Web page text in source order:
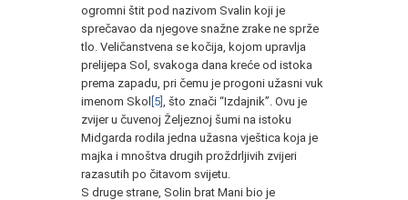
ogromni štit pod nazivom Svalin koji je
sprečavao da njegove snažne zrake ne sprže
tlo. Veličanstvena se kočija, kojom upravlja
prelijepa Sol, svakoga dana kreće od istoka
prema zapadu, pri čemu je progoni užasni vuk
imenom Skol [5]
, što znači “Izdajnik”. Ovu je
zvijer u čuvenoj Željeznoj šumi na istoku
Midgarda rodila jedna užasna vještica koja je
majka i mnoštva drugih proždrljivih zvijeri
razasutih po čitavom svijetu.
S druge strane, Solin brat Mani bio je